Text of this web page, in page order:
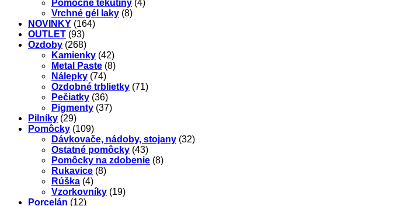
Pomocné tekutiny (4)
Vrchné gél laky (8)
NOVINKY (164)
OUTLET (93)
Ozdoby (268)
Kamienky (42)
Metal Paste (8)
Nálepky (74)
Ozdobné trblietky (71)
Pečiatky (36)
Pigmenty (37)
Pilníky (29)
Pomôcky (109)
Dávkovače, nádoby, stojany (32)
Ostatné pomôcky (43)
Pomôcky na zdobenie (8)
Rukavice (8)
Rúška (4)
Vzorkovníky (19)
Porcelán (12)